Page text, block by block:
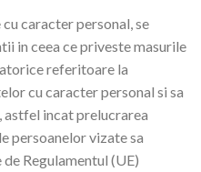
caracter personal, se
in ceea ce priveste masurile
referitoare la
cu caracter personal si sa
astfel incat prelucrarea
persoanelor vizate sa
Regulamentul (UE)